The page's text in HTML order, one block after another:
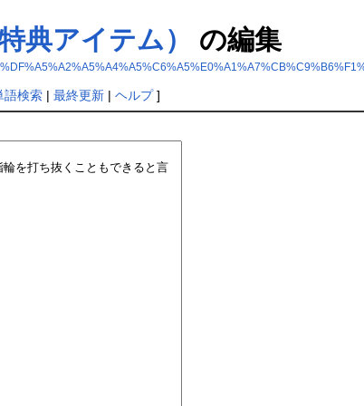
典アイテム） の編集
語検索| 最終更新| ヘルプ]